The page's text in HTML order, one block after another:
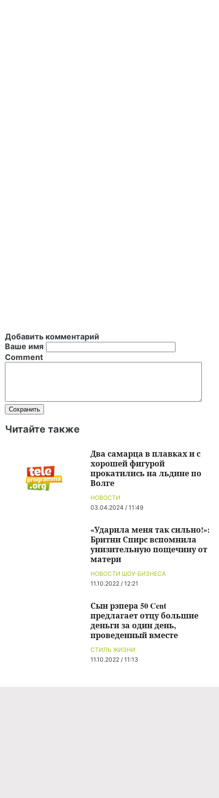
Добавить комментарий
Ваше имя
Comment
Читайте также
НОВОСТИ
03.04.2024 / 11:49
Два самарца в плавках и с
хорошей фигурой
прокатились на льдине по
Волге
НОВОСТИ ШОУ-БИЗНЕСА
11.10.2022 / 12:21
«Ударила меня так сильно!»:
Бритни Спирс вспомнила
унизительную пощечину от
матери
СТИЛЬ ЖИЗНИ
11.10.2022 / 11:13
Сын рэпера 50 Cent
предлагает отцу большие
деньги за один день,
проведенный вместе